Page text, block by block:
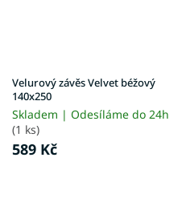
Velurový závěs Velvet béžový
140x250
Skladem | Odesíláme do 24h
(1 ks)
589 Kč